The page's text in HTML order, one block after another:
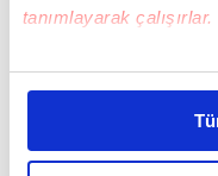
tanımlayarak çalışırlar.
Bu çerezlere izin
daha iyi reklam
amacımızın size
EN ÇOK